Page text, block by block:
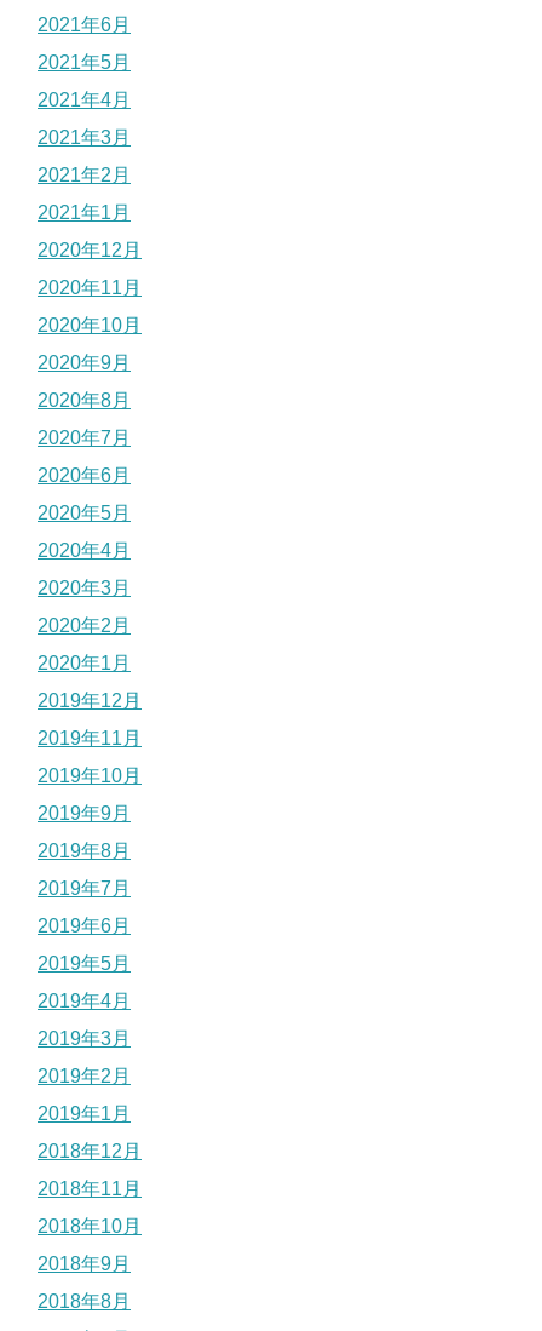
2021年6月
2021年5月
2021年4月
2021年3月
2021年2月
2021年1月
2020年12月
2020年11月
2020年10月
2020年9月
2020年8月
2020年7月
2020年6月
2020年5月
2020年4月
2020年3月
2020年2月
2020年1月
2019年12月
2019年11月
2019年10月
2019年9月
2019年8月
2019年7月
2019年6月
2019年5月
2019年4月
2019年3月
2019年2月
2019年1月
2018年12月
2018年11月
2018年10月
2018年9月
2018年8月